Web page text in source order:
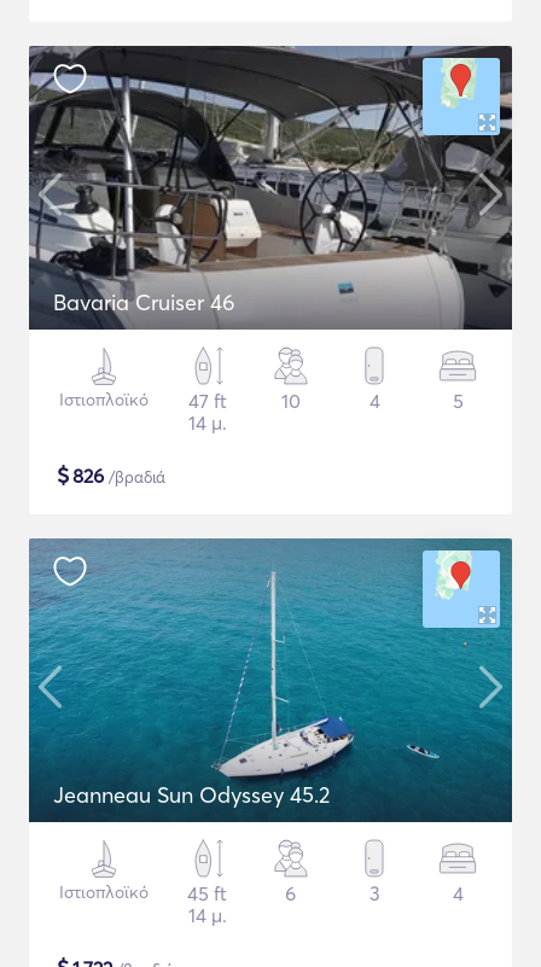
Bavaria Cruiser 46
Ιστιοπλοϊκό
47 ft
14 μ.
10 4 5
$826 /βραδιά
Jeanneau Sun Odyssey 45.2
Ιστιοπλοϊκό
45 ft
14 μ.
6 3 4